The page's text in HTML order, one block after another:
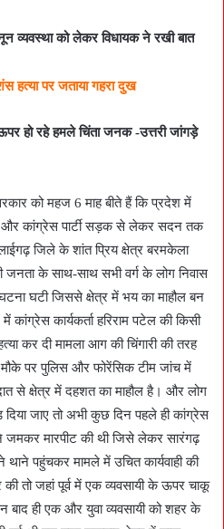
व्यवस्था को लेकर विधायक ने रखी बात
हत्या पर जताया गहरा दुख
हो रहे हमले चिंता जनक -उत्तरी जांगड़े
को महज 6 माह बीते हैं कि प्रदेश में
और कांग्रेस पार्टी सड़क से लेकर सदन तक
जिले के शांत प्रिय क्षेत्र बरमकेला
के साथ-साथ सभी वर्ग के लोग निवास
घटी जिससे क्षेत्र में भय का माहौल बन
कांग्रेस कार्यकर्ता हरिराम पटेल की किसी
कर दी मामला आग की चिंगारी की तरह
पर पुलिस और फोरेंसिक टीम जांच में
से क्षेत्र में दहशत का माहौल है। और लोग
जाए तो अभी कुछ दिन पहले ही कांग्रेस
ने जमकर मारपीट की थी जिसे लेकर सारंगढ़
पहुंचकर मामले में उचित कार्यवाही की
की तो जहां पूर्व में एक व्यवसायी के ऊपर चाकू
ही एक और युवा व्यवसायी को शहर के